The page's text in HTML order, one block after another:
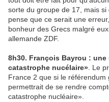
sorte du groupe de 17, mais
pense que ce serait une
bonheur des Grecs malgré
allemande ZDF.
8h30. François Bayrou :
catastrophe nucélaire». Le
France 2 que si le
permettrait de se rendre
catastrophe nucléaire».